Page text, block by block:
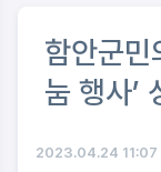
함안군
눔 행사’
2023.04.24 11:07